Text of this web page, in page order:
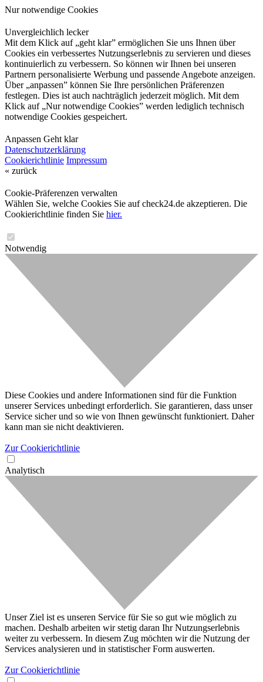
Nur notwendige Cookies
Unvergleichlich lecker
Mit dem Klick auf „geht klar” ermöglichen Sie uns Ihnen über
Cookies ein verbessertes Nutzungserlebnis zu servieren und dieses
kontinuierlich zu verbessern. So können wir Ihnen bei unseren
Partnern personalisierte Werbung und passende Angebote anzeigen.
Über „anpassen” können Sie Ihre persönlichen Präferenzen
festlegen. Dies ist auch nachträglich jederzeit möglich. Mit dem
Klick auf „Nur notwendige Cookies” werden lediglich technisch
notwendige Cookies gespeichert.
Anpassen Geht klar
Datenschutzerklärung
Cookierichtlinie Impressum
« zurück
Cookie-Präferenzen verwalten
Wählen Sie, welche Cookies Sie auf check24.de akzeptieren. Die
Cookierichtlinie finden Sie hier.
Notwendig
Diese Cookies und andere Informationen sind für die Funktion
unserer Services unbedingt erforderlich. Sie garantieren, dass unser
Service sicher und so wie von Ihnen gewünscht funktioniert. Daher
kann man sie nicht deaktivieren.
Zur Cookierichtlinie
Analytisch
Unser Ziel ist es unseren Service für Sie so gut wie möglich zu
machen. Deshalb arbeiten wir stetig daran Ihr Nutzungserlebnis
weiter zu verbessern. In diesem Zug möchten wir die Nutzung der
Services analysieren und in statistischer Form auswerten.
Zur Cookierichtlinie